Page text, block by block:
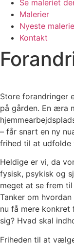
Se maleriet
Malerier
Nyeste
Kontakt
Store forandringer
på gården. En æra
– får snart en ny
frihed til at udfolde
Heldige er vi, da
fysisk, psykisk og
meget at se frem
Tanker om
nu få mere konkret
sig? Hvad skal
Friheden til at